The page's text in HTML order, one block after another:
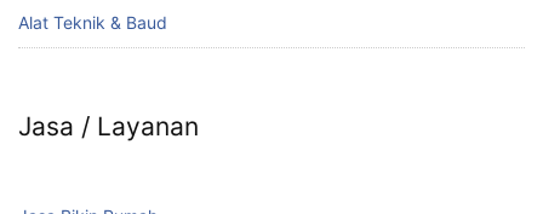
Alat Teknik & Baud
Jasa / Layanan